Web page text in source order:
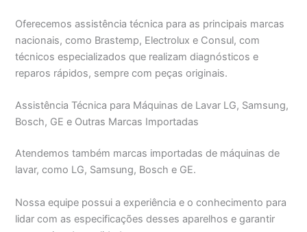
Oferecemos assistência técnica para as principais marcas
nacionais, como Brastemp, Electrolux e Consul, com
técnicos especializados que realizam diagnósticos e
reparos rápidos, sempre com peças originais.
Assistência Técnica para Máquinas de Lavar LG, Samsung,
Bosch, GE e Outras Marcas Importadas
Atendemos também marcas importadas de máquinas de
lavar, como LG, Samsung, Bosch e GE.
Nossa equipe possui a experiência e o conhecimento para
lidar com as especificações desses aparelhos e garantir